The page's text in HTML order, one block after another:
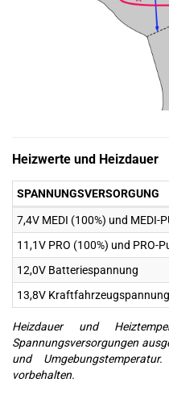
Heizwerte und Heizdauer
SPANNUNGSVERSORGUNG
7,4V MEDI (100%) und MEDI-
11,1V PRO (100%) und PRO-
12,0V Batteriespannung
13,8V Kraftfahrzeugspannung
Heizdauer und
Spannungsversorgungen
und
vorbehalten.